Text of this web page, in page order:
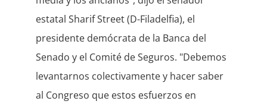
estatal Sharif Street (D-Filadelfia), el
presidente demócrata de la Banca del
Senado y el Comité de Seguros. "Debemos
levantarnos colectivamente y hacer saber
al Congreso que estos esfuerzos en